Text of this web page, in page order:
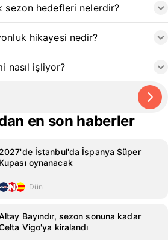
sezon hedefleri nelerdir?
hikayesi nedir?
nasıl işliyor?
en son haberler
2027'de İstanbul'da İspanya Süper
Kupası oynanacak
Dün
Bayındır, sezon sonuna kadar
Vigo'ya kiralandı